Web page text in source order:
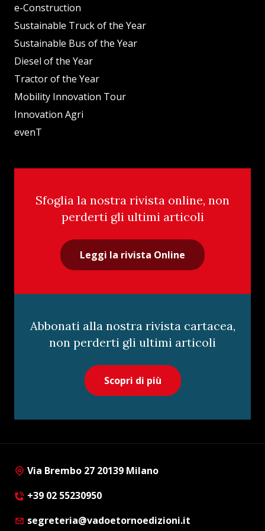
e-Construction
Sustainable Truck of the Year
Sustainable Bus of the Year
Diesel of the Year
Tractor of the Year
Mobility Innovation Tour
Innovation Agri
evenT
Sfoglia la nostra rivista online, non
perderti gli ultimi articoli
Leggi la rivista Online
Abbonati alla nostra rivista cartacea,
non perderti gli ultimi articoli
Scopri di più
Via Brembo 27 20139 Milano
+39 02 55230950
segreteria@vadoetornoedizioni.it